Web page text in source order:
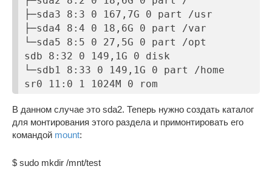
├─sda3 8:3 0 167,7G 0 part /usr
├─sda4 8:4 0 18,6G 0 part /var
└─sda5 8:5 0 27,5G 0 part /opt
sdb 8:32 0 149,1G 0 disk
└─sdb1 8:33 0 149,1G 0 part /home
sr0 11:0 1 1024M 0 rom
В данном случае это sda2. Теперь нужно создать каталог
для монтирования этого раздела и примонтировать его
командой mount:
$ sudo mkdir /mnt/test